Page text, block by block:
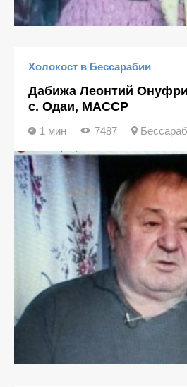
Холокост в Бессарабии
Дабижа Леонтий
с. Одаи, МАССР
1 мин 7487